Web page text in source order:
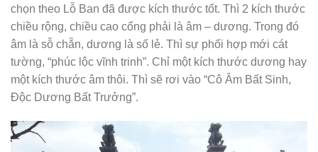
chọn theo Lỗ Ban đã được kích thước tốt. Thì 2 kích thước
chiều rộng, chiều cao cổng phải là âm – dương. Trong đó
âm là sỗ chẵn, dương là số lẻ. Thì sự phối hợp mới cát
tường, “phúc lộc vĩnh trinh”. Chỉ một kích thước dương hay
một kích thước âm thôi. Thì sẽ rơi vào “Cô Âm Bất Sinh,
Độc Dương Bất Trưởng”.